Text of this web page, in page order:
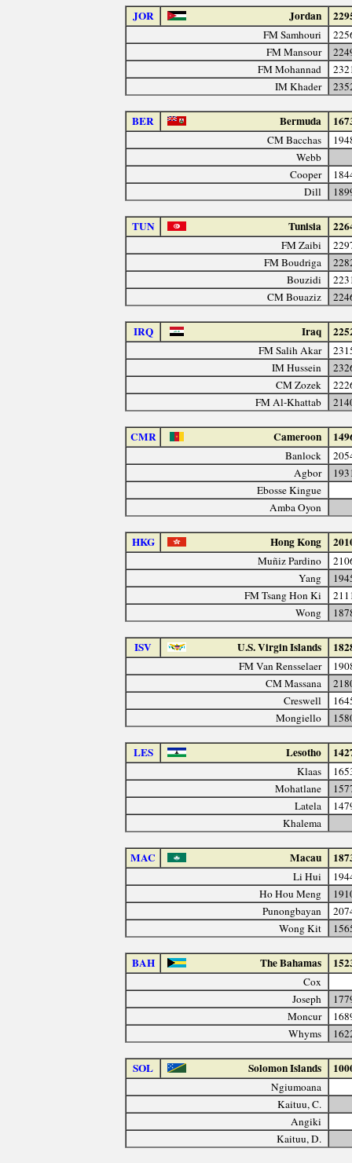
JOR Jordan
FM Samhouri
FM Mansour
FM Mohannad
IM Khader
BER Bermuda
CM Bacchas
Webb
Cooper
Dill
TUN Tunisia
FM Zaibi
FM Boudriga
Bouzidi
CM Bouaziz
IRQ Iraq
FM Salih Akar
IM Hussein
CM Zozek
FM Al-Khattab
CMR Cameroon
Banlock
Agbor
Ebosse Kingue
Amba Oyon
HKG Hong Kong
Muñiz Pardino
Yang
FM Tsang Hon Ki
Wong
ISV U.S. Virgin Islands
FM Van Rensselaer
CM Massana
Creswell
Mongiello
LES Lesotho
Klaas
Mohatlane
Latela
Khalema
MAC Macau
Li Hui
Ho Hou Meng
Punongbayan
Wong Kit
BAH The Bahamas
Cox
Joseph
Moncur
Whyms
SOL Solomon Islands
Ngiumoana
Kaituu, C.
Angiki
Kaituu, D.